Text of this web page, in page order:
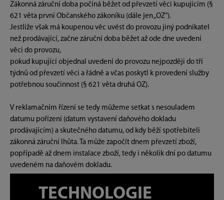
Zákonná záruční doba počíná běžet od převzetí věci kupujícím (§
621 věta první Občanského zákoníku (dále jen „OZ“).
Jestliže však má koupenou věc uvést do provozu jiný podnikatel
než prodávající, začne záruční doba běžet až ode dne uvedení
věci do provozu,
pokud kupující objednal uvedení do provozu nejpozději do tří
týdnů od převzetí věci a řádně a včas poskytl k provedení služby
potřebnou součinnost (§ 621 věta druhá OZ).
V reklamačním řízení se tedy můžeme setkat s nesouladem
datumu pořízení (datum vystavení daňového dokladu
prodávajícím) a skutečného datumu, od kdy běží spotřebiteli
zákonná záruční lhůta. Ta může započít dnem převzetí zboží,
popřípadě až dnem instalace zboží, tedy i několik dní po datumu
uvedeném na daňovém dokladu.
TECHNOLOGIE